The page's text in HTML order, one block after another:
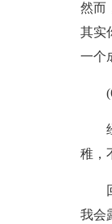
然而
其实
一个
稚，
我会